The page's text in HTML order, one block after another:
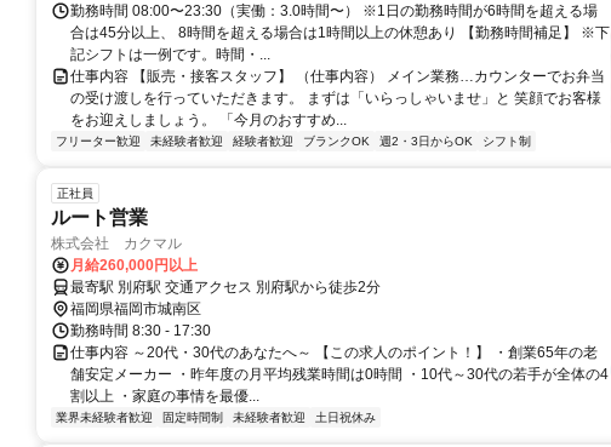
勤務時間 08:00〜23:30（実働：3.0時間〜） ※1日の勤務時間が6時間を超える場
合は45分以上、 8時間を超える場合は1時間以上の休憩あり 【勤務時間補足】 ※下
記シフトは一例です。時間・...
仕事内容 【販売・接客スタッフ】 （仕事内容） メイン業務…カウンターでお弁当
の受け渡しを行っていただきます。 まずは「いらっしゃいませ」と 笑顔でお客様
をお迎えしましょう。 「今月のおすすめ...
フリーター歓迎 未経験者歓迎 経験者歓迎 ブランクOK 週2・3日からOK シフト制
正社員
ルート営業
株式会社 カクマル
月給260,000円以上
最寄駅 別府駅 交通アクセス 別府駅から徒歩2分
福岡県福岡市城南区
勤務時間 8:30 - 17:30
仕事内容 ～20代・30代のあなたへ～ 【この求人のポイント！】 ・創業65年の老
舗安定メーカー ・昨年度の月平均残業時間は0時間 ・10代～30代の若手が全体の4
割以上 ・家庭の事情を最優...
業界未経験者歓迎 固定時間制 未経験者歓迎 土日祝休み